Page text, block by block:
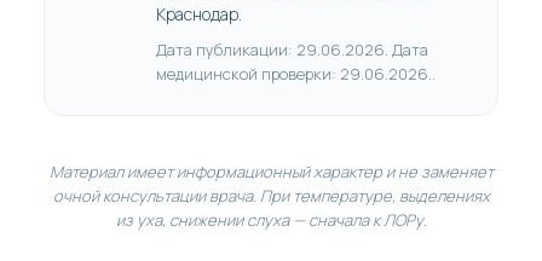
Краснодар.
Дата публикации: 29.06.2026. Дата
медицинской проверки: 29.06.2026..
Материал имеет информационный характер и не заменяет
очной консультации врача. При температуре, выделениях
из уха, снижении слуха — сначала к ЛОРу.